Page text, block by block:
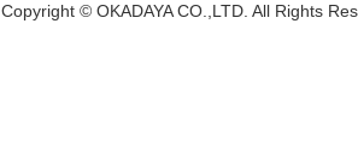
Copyright © OKADAYA CO.,LTD. All Rights